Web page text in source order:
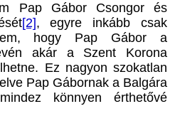
Pap Gábor Csongor és
[2], egyre inkább csak
hogy Pap Gábor a
akár a Szent Korona
Ez nagyon szokatlan
Pap Gábornak a Balgára
könnyen érthetővé